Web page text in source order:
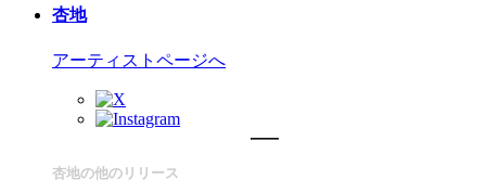
杏地
アーティストページへ
杏地の他のリリース